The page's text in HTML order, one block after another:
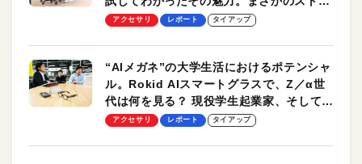
ッチ機能も搭載
アクセサリ レポート タイアップ
“AIメガネ”の大学生活におけるポテンシャ
ル。Rokid AIスマートグラスで、Z／α世
代は何を見る？ 現役学生起業家、そして教
授による体験会レポート【PR】
アクセサリ レポート タイアップ